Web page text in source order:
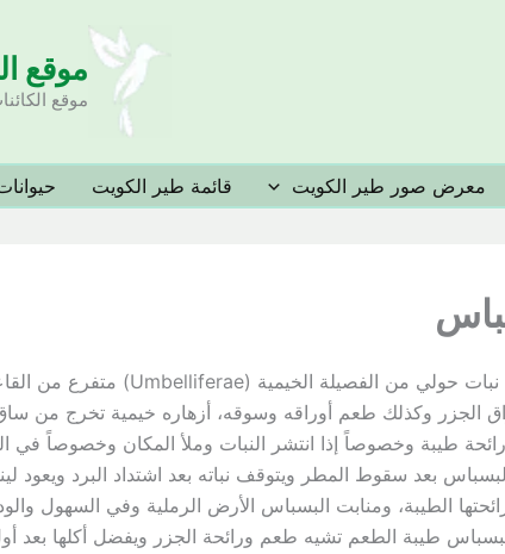
موقع
موقع
معرض صور طير الكويت قائمة طير الكويت
الجزر وكذلك طعم أوراقه وسوقه، أزهاره خيمية تخرج من
رائحة طيبة وخصوصاً إذا انتشر النبات وملأ المكان وخصوصاً في
بعد سقوط المطر ويتوقف نباته بعد اشتداد البرد ويعود
الطيبة، ومنابت البسباس الأرض الرملية وفي السهول
طيبة الطعم تشيه طعم ورائحة الجزر ويفضل أكلها بعد